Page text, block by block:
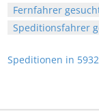
Fernfahrer
Speditionsfahrer
Speditionen in